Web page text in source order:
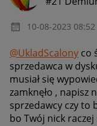
‎10-08-2023 08:52
@UkladScalony co
sprzedawca w
musiał się
zamknęło , napisz
sprzedawcy czy to
bo Twój nick